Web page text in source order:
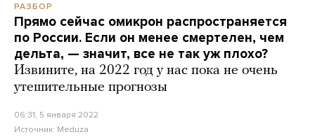
РАЗБОР
Прямо сейчас омикрон распространяется
по России. Если он менее смертелен, чем
дельта, — значит, все не так уж плохо?
Извините, на 2022 год у нас пока не очень
утешительные прогнозы
06:31, 5 января 2022
Источник: Meduza